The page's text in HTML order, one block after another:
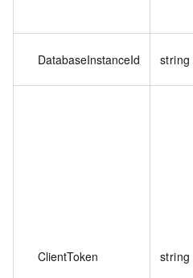
DatabaseInstanceId string
ClientToken string